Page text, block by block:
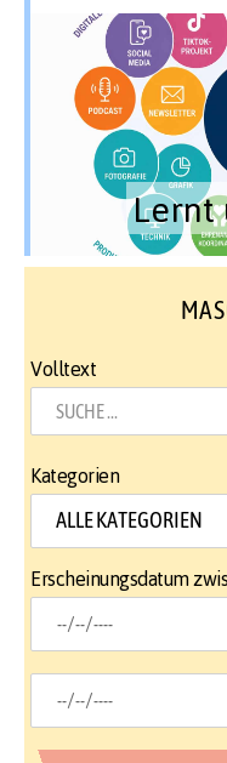
Lernt
Volltext
Kategorien
Erscheinungsdatum